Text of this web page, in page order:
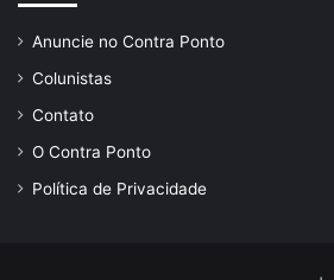
Anuncie no Contra Ponto
Colunistas
Contato
O Contra Ponto
Política de Privacidade